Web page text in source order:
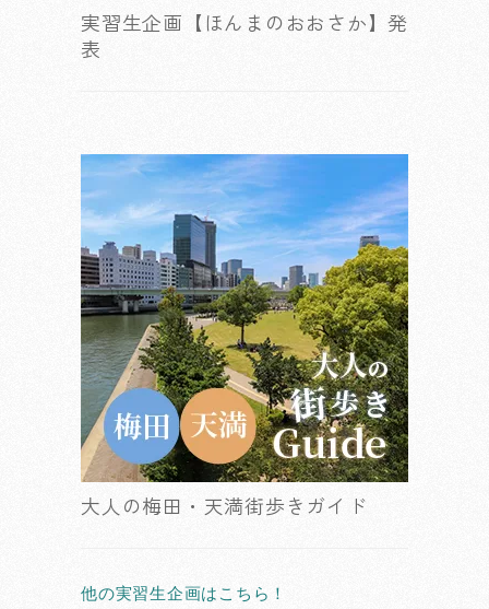
実習生企画【ほんまのおおさか】発
表
大人の梅田・天満街歩きガイド
他の実習生企画はこちら！